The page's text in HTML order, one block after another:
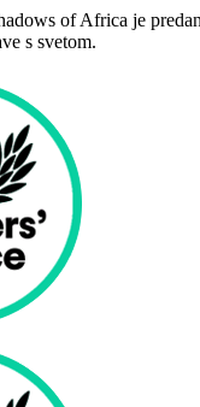
of Africa je
s svetom.